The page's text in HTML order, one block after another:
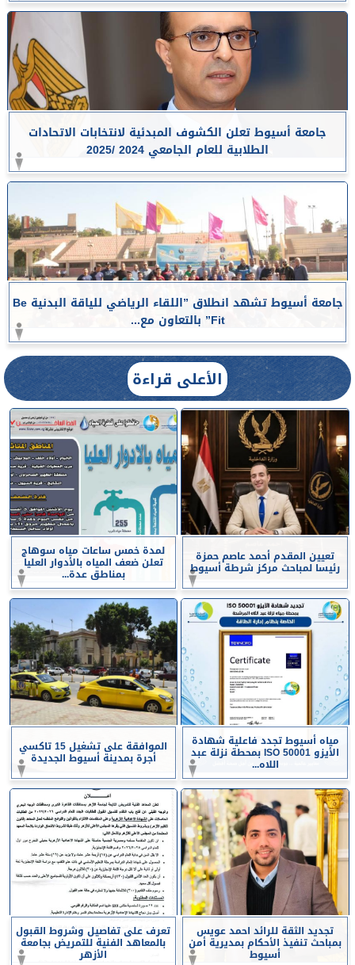
جامعة أسيوط تعلن الكشوف المبدئية لانتخابات الاتحادات
الطلابية للعام الجامعي 2024 /2025
جامعة أسيوط تشهد انطلاق ”اللقاء الرياضي للياقة البدنية Be
Fit” بالتعاون مع...
الأعلى قراءة
تعيين المقدم أحمد عاصم حمزة
رئيسا لمباحث مركز شرطة أسيوط
لمدة خمس ساعات مياه سوهاج
تعلن ضعف المياه بالأدوار العليا
بمناطق عدة...
مياه أسيوط تجدد فاعلية شهادة
الأيزو ISO 50001 بمحطة نزلة عبد
اللاه...
الموافقة على تشغيل 15 تاكسي
أجرة بمدينة أسيوط الجديدة
تجديد الثقة للرائد احمد عويس
بمباحث تنفيذ الأحكام بمديرية أمن
أسيوط
تعرف على تفاصيل وشروط القبول
بالمعاهد الفنية للتمريض بجامعة
الأزهر